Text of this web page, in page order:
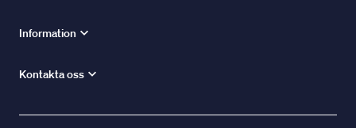
Information
Kontakta oss